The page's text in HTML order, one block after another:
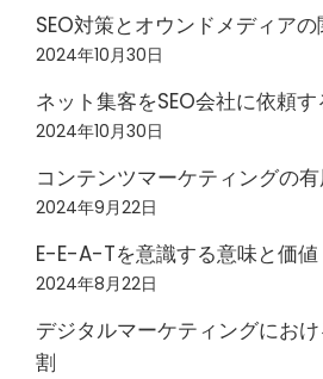
SEO対策とオウンドメディア
2024年10月30日
ネット集客をSEO会社に依頼す
2024年10月30日
コンテンツマーケティングの
2024年9月22日
E-E-A-Tを意識する意味と価値
2024年8月22日
デジタルマーケティングにお
割